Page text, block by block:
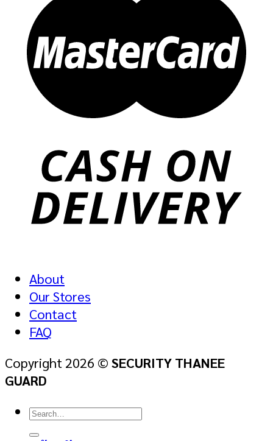
About
Our Stores
Contact
FAQ
Copyright 2026 © SECURITY THANEE
GUARD
Search